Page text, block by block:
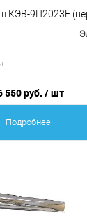
КЭВ-9П2023Е
550 руб. / шт
Подробнее